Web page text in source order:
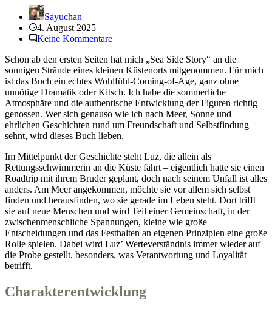
Sayuchan
4. August 2025
Keine Kommentare
Schon ab den ersten Seiten hat mich „Sea Side Story“ an die
sonnigen Strände eines kleinen Küstenorts mitgenommen. Für mich
ist das Buch ein echtes Wohlfühl-Coming-of-Age, ganz ohne
unnötige Dramatik oder Kitsch. Ich habe die sommerliche
Atmosphäre und die authentische Entwicklung der Figuren richtig
genossen. Wer sich genauso wie ich nach Meer, Sonne und
ehrlichen Geschichten rund um Freundschaft und Selbstfindung
sehnt, wird dieses Buch lieben.
Im Mittelpunkt der Geschichte steht Luz, die allein als
Rettungsschwimmerin an die Küste fährt – eigentlich hatte sie einen
Roadtrip mit ihrem Bruder geplant, doch nach seinem Unfall ist alles
anders. Am Meer angekommen, möchte sie vor allem sich selbst
finden und herausfinden, wo sie gerade im Leben steht. Dort trifft
sie auf neue Menschen und wird Teil einer Gemeinschaft, in der
zwischenmenschliche Spannungen, kleine wie große
Entscheidungen und das Festhalten an eigenen Prinzipien eine große
Rolle spielen. Dabei wird Luz’ Werteverständnis immer wieder auf
die Probe gestellt, besonders, was Verantwortung und Loyalität
betrifft.
Charakterentwicklung